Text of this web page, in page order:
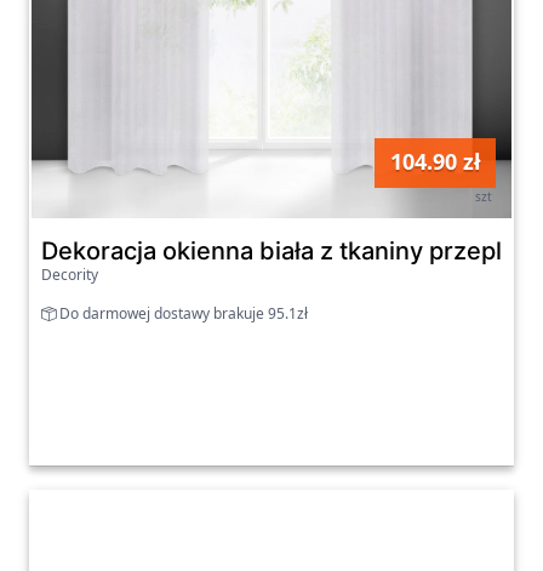
104.90 zł
szt
Dekoracja okienna biała z tkaniny
Decority
Do darmowej dostawy brakuje 95.1zł